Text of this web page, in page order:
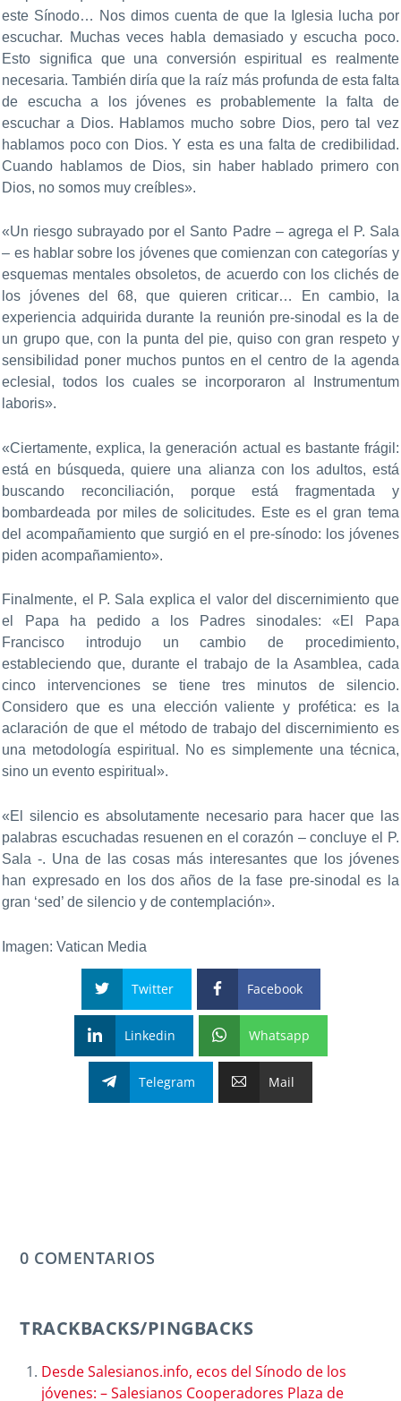
este Sínodo… Nos dimos cuenta de que la Iglesia lucha por
escuchar. Muchas veces habla demasiado y escucha poco.
Esto significa que una conversión espiritual es realmente
necesaria. También diría que la raíz más profunda de esta falta
de escucha a los jóvenes es probablemente la falta de
escuchar a Dios. Hablamos mucho sobre Dios, pero tal vez
hablamos poco con Dios. Y esta es una falta de credibilidad.
Cuando hablamos de Dios, sin haber hablado primero con
Dios, no somos muy creíbles».
«Un riesgo subrayado por el Santo Padre – agrega el P. Sala
– es hablar sobre los jóvenes que comienzan con categorías y
esquemas mentales obsoletos, de acuerdo con los clichés de
los jóvenes del 68, que quieren criticar… En cambio, la
experiencia adquirida durante la reunión pre-sinodal es la de
un grupo que, con la punta del pie, quiso con gran respeto y
sensibilidad poner muchos puntos en el centro de la agenda
eclesial, todos los cuales se incorporaron al Instrumentum
laboris».
«Ciertamente, explica, la generación actual es bastante frágil:
está en búsqueda, quiere una alianza con los adultos, está
buscando reconciliación, porque está fragmentada y
bombardeada por miles de solicitudes. Este es el gran tema
del acompañamiento que surgió en el pre-sínodo: los jóvenes
piden acompañamiento».
Finalmente, el P. Sala explica el valor del discernimiento que
el Papa ha pedido a los Padres sinodales: «El Papa
Francisco introdujo un cambio de procedimiento,
estableciendo que, durante el trabajo de la Asamblea, cada
cinco intervenciones se tiene tres minutos de silencio.
Considero que es una elección valiente y profética: es la
aclaración de que el método de trabajo del discernimiento es
una metodología espiritual. No es simplemente una técnica,
sino un evento espiritual».
«El silencio es absolutamente necesario para hacer que las
palabras escuchadas resuenen en el corazón – concluye el P.
Sala -. Una de las cosas más interesantes que los jóvenes
han expresado en los dos años de la fase pre-sinodal es la
gran ‘sed’ de silencio y de contemplación».
Imagen: Vatican Media
Twitter Facebook
Linkedin Whatsapp
Telegram Mail
0 COMENTARIOS
TRACKBACKS/PINGBACKS
Desde Salesianos.info, ecos del Sínodo de los
jóvenes: – Salesianos Cooperadores Plaza de